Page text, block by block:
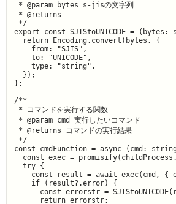
*
* @returns
*/
export const SJIStoUNICODE =
  return Encoding.convert(bytes, {
    from: "SJIS",
    to: "UNICODE",
    type: "string",
  });
};
/**
* コマンドを実行する関数
* @param cmd 実行したいコマンド
* @returns コマンドの実行結果
*/
const cmdFunction = async (cmd:
const exec =
  try {
const result = await exec(cmd, {
    if (result?.error) {
const errorstr =
      return errorstr;